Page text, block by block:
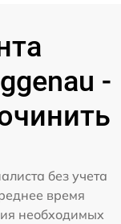
-
без учета
время
необходимых